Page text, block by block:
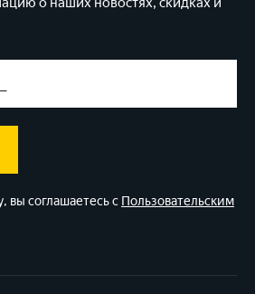
вы соглашаетесь с Пользовательским